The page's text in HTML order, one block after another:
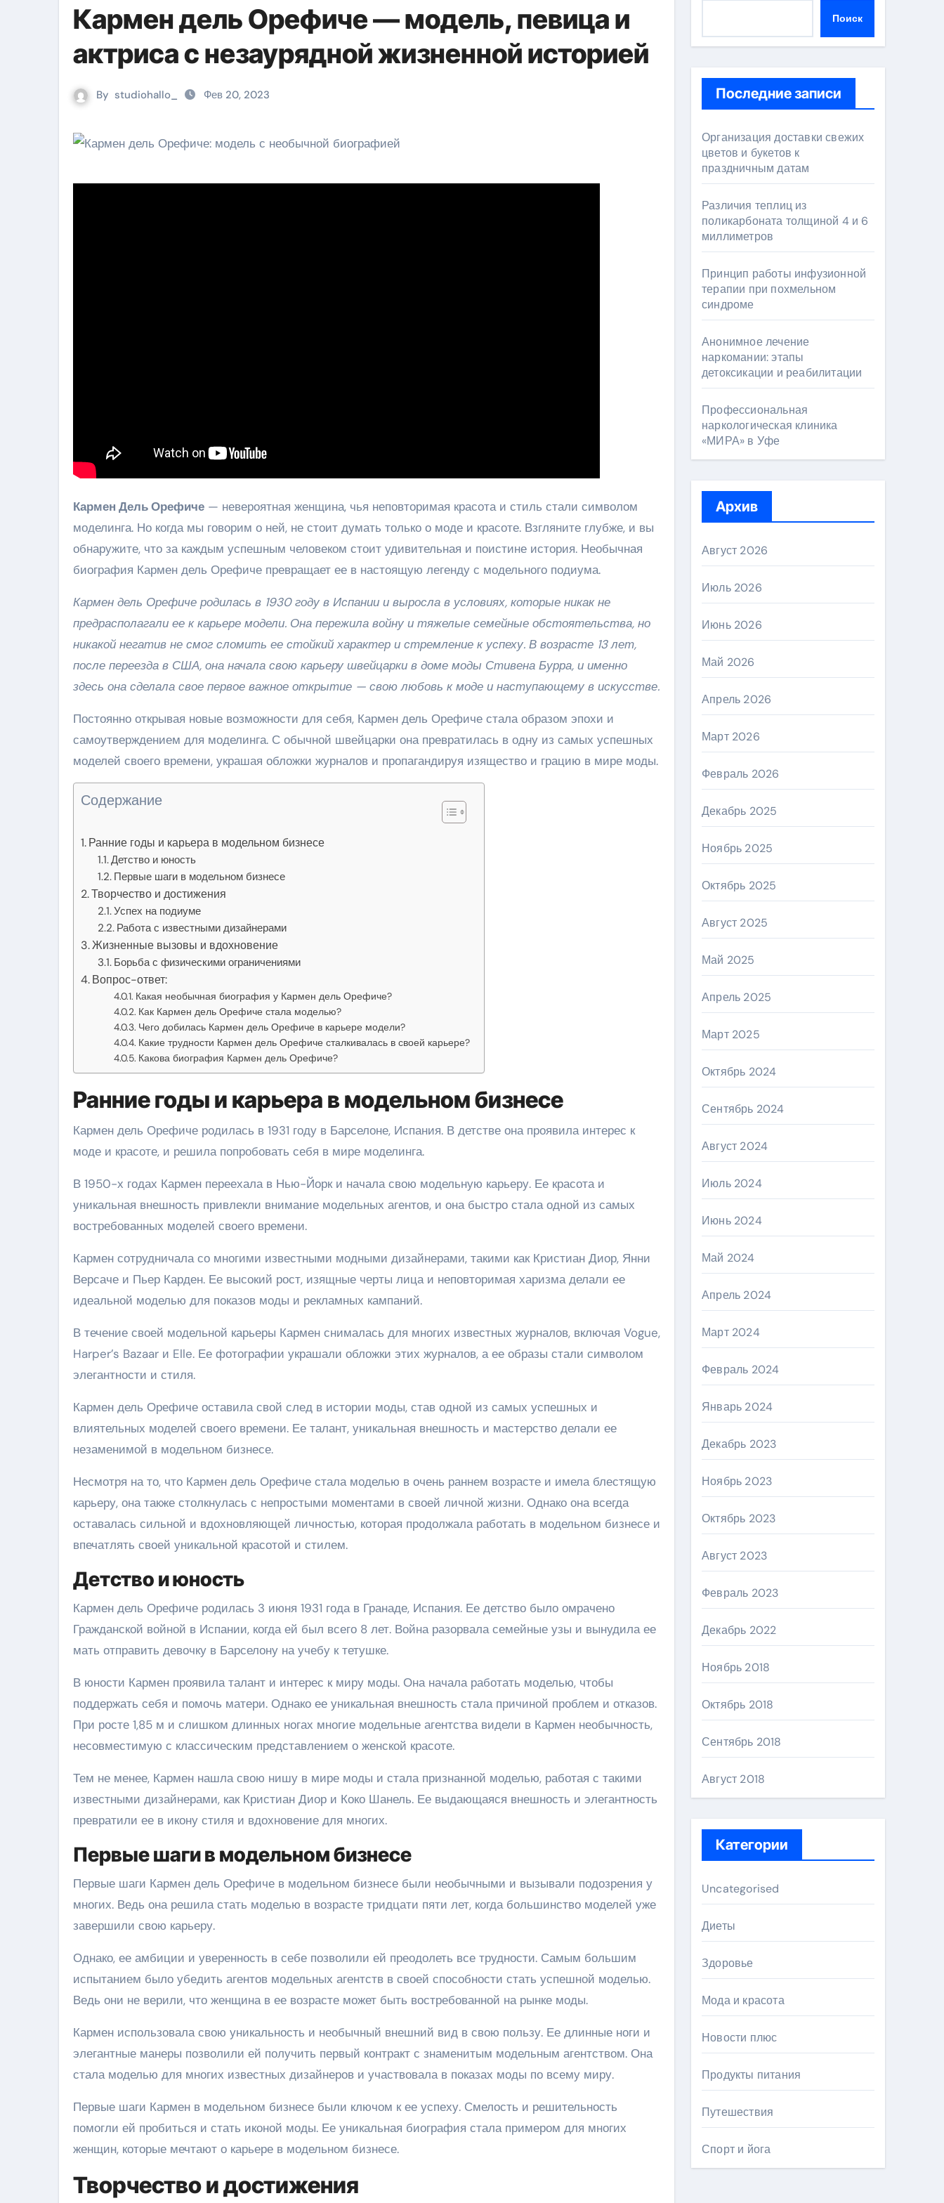
Кармен дель Орефиче — модель, певица и
актриса с незаурядной жизненной историей
By studiohallo_ Фев 20, 2023
Кармен Дель Орефиче — невероятная женщина, чья неповторимая красота и стиль стали символом
моделинга. Но когда мы говорим о ней, не стоит думать только о моде и красоте. Взгляните глубже, и вы
обнаружите, что за каждым успешным человеком стоит удивительная и поистине история. Необычная
биография Кармен дель Орефиче превращает ее в настоящую легенду с модельного подиума.
Кармен дель Орефиче родилась в 1930 году в Испании и выросла в условиях, которые никак не
предрасполагали ее к карьере модели. Она пережила войну и тяжелые семейные обстоятельства, но
никакой негатив не смог сломить ее стойкий характер и стремление к успеху. В возрасте 13 лет,
после переезда в США, она начала свою карьеру швейцарки в доме моды Стивена Бурра, и именно
здесь она сделала свое первое важное открытие — свою любовь к моде и наступающему в искусстве.
Постоянно открывая новые возможности для себя, Кармен дель Орефиче стала образом эпохи и
самоутверждением для моделинга. С обычной швейцарки она превратилась в одну из самых успешных
моделей своего времени, украшая обложки журналов и пропагандируя изящество и грацию в мире моды.
Содержание
Ранние годы и карьера в модельном бизнесе
Детство и юность
Первые шаги в модельном бизнесе
Творчество и достижения
Успех на подиуме
Работа с известными дизайнерами
Жизненные вызовы и вдохновение
Борьба с физическими ограничениями
Вопрос-ответ:
Какая необычная биография у Кармен дель Орефиче?
Как Кармен дель Орефиче стала моделью?
Чего добилась Кармен дель Орефиче в карьере модели?
Какие трудности Кармен дель Орефиче сталкивалась в своей карьере?
Какова биография Кармен дель Орефиче?
Ранние годы и карьера в модельном бизнесе
Кармен дель Орефиче родилась в 1931 году в Барселоне, Испания. В детстве она проявила интерес к
моде и красоте, и решила попробовать себя в мире моделинга.
В 1950-х годах Кармен переехала в Нью-Йорк и начала свою модельную карьеру. Ее красота и
уникальная внешность привлекли внимание модельных агентов, и она быстро стала одной из самых
востребованных моделей своего времени.
Кармен сотрудничала со многими известными модными дизайнерами, такими как Кристиан Диор, Янни
Версаче и Пьер Карден. Ее высокий рост, изящные черты лица и неповторимая харизма делали ее
идеальной моделью для показов моды и рекламных кампаний.
В течение своей модельной карьеры Кармен снималась для многих известных журналов, включая Vogue,
Harper’s Bazaar и Elle. Ее фотографии украшали обложки этих журналов, а ее образы стали символом
элегантности и стиля.
Кармен дель Орефиче оставила свой след в истории моды, став одной из самых успешных и
влиятельных моделей своего времени. Ее талант, уникальная внешность и мастерство делали ее
незаменимой в модельном бизнесе.
Несмотря на то, что Кармен дель Орефиче стала моделью в очень раннем возрасте и имела блестящую
карьеру, она также столкнулась с непростыми моментами в своей личной жизни. Однако она всегда
оставалась сильной и вдохновляющей личностью, которая продолжала работать в модельном бизнесе и
впечатлять своей уникальной красотой и стилем.
Детство и юность
Кармен дель Орефиче родилась 3 июня 1931 года в Гранаде, Испания. Ее детство было омрачено
Гражданской войной в Испании, когда ей был всего 8 лет. Война разорвала семейные узы и вынудила ее
мать отправить девочку в Барселону на учебу к тетушке.
В юности Кармен проявила талант и интерес к миру моды. Она начала работать моделью, чтобы
поддержать себя и помочь матери. Однако ее уникальная внешность стала причиной проблем и отказов.
При росте 1,85 м и слишком длинных ногах многие модельные агентства видели в Кармен необычность,
несовместимую с классическим представлением о женской красоте.
Тем не менее, Кармен нашла свою нишу в мире моды и стала признанной моделью, работая с такими
известными дизайнерами, как Кристиан Диор и Коко Шанель. Ее выдающаяся внешность и элегантность
превратили ее в икону стиля и вдохновение для многих.
Первые шаги в модельном бизнесе
Первые шаги Кармен дель Орефиче в модельном бизнесе были необычными и вызывали подозрения у
многих. Ведь она решила стать моделью в возрасте тридцати пяти лет, когда большинство моделей уже
завершили свою карьеру.
Однако, ее амбиции и уверенность в себе позволили ей преодолеть все трудности. Самым большим
испытанием было убедить агентов модельных агентств в своей способности стать успешной моделью.
Ведь они не верили, что женщина в ее возрасте может быть востребованной на рынке моды.
Кармен использовала свою уникальность и необычный внешний вид в свою пользу. Ее длинные ноги и
элегантные манеры позволили ей получить первый контракт с знаменитым модельным агентством. Она
стала моделью для многих известных дизайнеров и участвовала в показах моды по всему миру.
Первые шаги Кармен в модельном бизнесе были ключом к ее успеху. Смелость и решительность
помогли ей пробиться и стать иконой моды. Ее уникальная биография стала примером для многих
женщин, которые мечтают о карьере в модельном бизнесе.
Творчество и достижения
Поиск
Последние записи
Организация доставки свежих
цветов и букетов к
праздничным датам
Различия теплиц из
поликарбоната толщиной 4 и 6
миллиметров
Принцип работы инфузионной
терапии при похмельном
синдроме
Анонимное лечение
наркомании: этапы
детоксикации и реабилитации
Профессиональная
наркологическая клиника
«МИРА» в Уфе
Архив
Август 2026
Июль 2026
Июнь 2026
Май 2026
Апрель 2026
Март 2026
Февраль 2026
Декабрь 2025
Ноябрь 2025
Октябрь 2025
Август 2025
Май 2025
Апрель 2025
Март 2025
Октябрь 2024
Сентябрь 2024
Август 2024
Июль 2024
Июнь 2024
Май 2024
Апрель 2024
Март 2024
Февраль 2024
Январь 2024
Декабрь 2023
Ноябрь 2023
Октябрь 2023
Август 2023
Февраль 2023
Декабрь 2022
Ноябрь 2018
Октябрь 2018
Сентябрь 2018
Август 2018
Категории
Uncategorised
Диеты
Здоровье
Мода и красота
Новости плюс
Продукты питания
Путешествия
Спорт и йога